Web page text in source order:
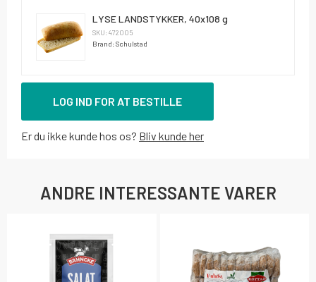
LYSE LANDSTYKKER, 40x108 g
SKU: 472005
Brand: Schulstad
LOG IND FOR AT BESTILLE
Er du ikke kunde hos os? Bliv kunde her
ANDRE INTERESSANTE VARER